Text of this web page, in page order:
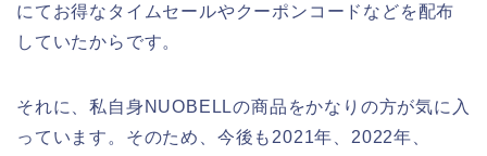
にてお得なタイムセールやクーポンコードなどを配布
していたからです。
それに、私自身NUOBELLの商品をかなりの方が気に入
っています。そのため、今後も2021年、2022年、